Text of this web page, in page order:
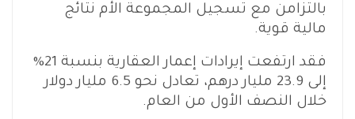
بالتزامن مع تسجيل المجموعة الأم نتائج
مالية قوية.
فقد ارتفعت إيرادات إعمار العقارية بنسبة 21%
إلى 23.9 مليار درهم، تعادل نحو 6.5 مليار دولار
خلال النصف الأول من العام.